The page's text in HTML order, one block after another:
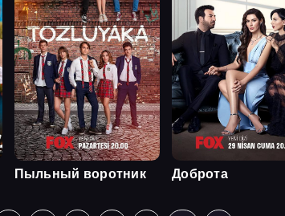
Пыльный воротник Доброта